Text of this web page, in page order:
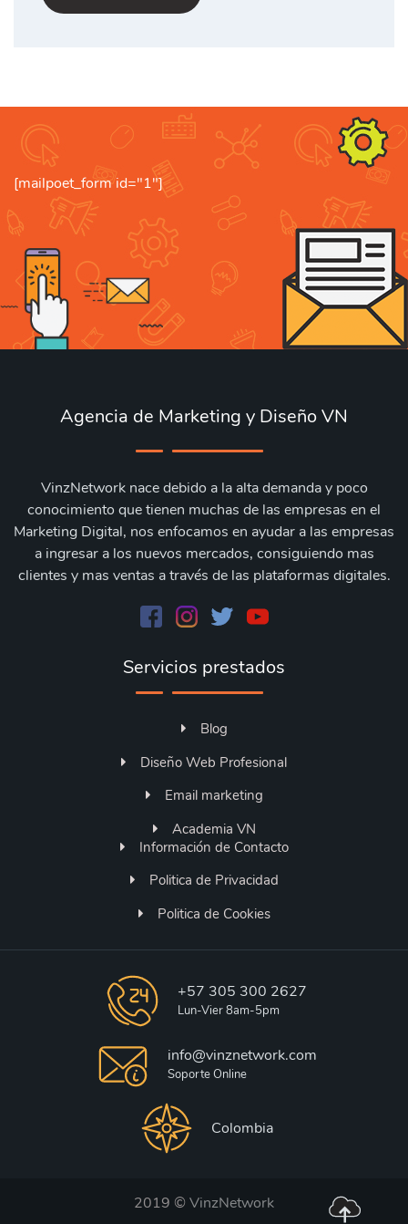
[mailpoet_form id="1"]
Agencia de Marketing y Diseño VN
VinzNetwork nace debido a la alta demanda y poco
conocimiento que tienen muchas de las empresas en el
Marketing Digital, nos enfocamos en ayudar a las empresas
a ingresar a los nuevos mercados, consiguiendo mas
clientes y mas ventas a través de las plataformas digitales.
Servicios prestados
Blog
Diseño Web Profesional
Email marketing
Academia VN
Información de Contacto
Politica de Privacidad
Politica de Cookies
+57 305 300 2627
Lun-Vier 8am-5pm
info@vinznetwork.com
Soporte Online
Colombia
2019 © VinzNetwork